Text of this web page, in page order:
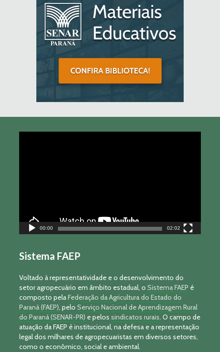
00:00 02:02
Sistema FAEP
Voltado à representatividade e o desenvolvimento do
setor agropecuário em âmbito estadual, o Sistema FAEP é
composto pelaFederação da Agricultura do Estado do
Paraná (FAEP), pelo Serviço Nacional de Aprendizagem Rural
do Paraná (SENAR-PR) e pelos sindicatos rurais. O campo de
atuação da FAEP é institucional, na defesa e a representação
legal dos milhares de agropecuaristas em diversos setores,
como o econômico, social e ambiental.